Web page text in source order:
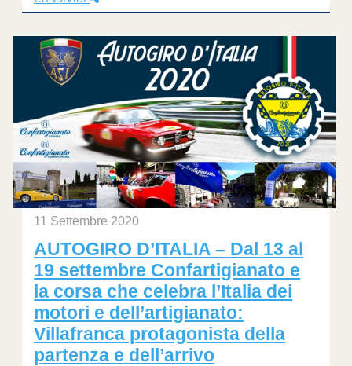
11 Settembre 2020
AUTOGIRO D’ITALIA – Dal 13 al
19 settembre Confartigianato e
la corsa che celebra l’Italia dei
motori e dell’artigianato:
Villafranca protagonista della
partenza e dell’arrivo